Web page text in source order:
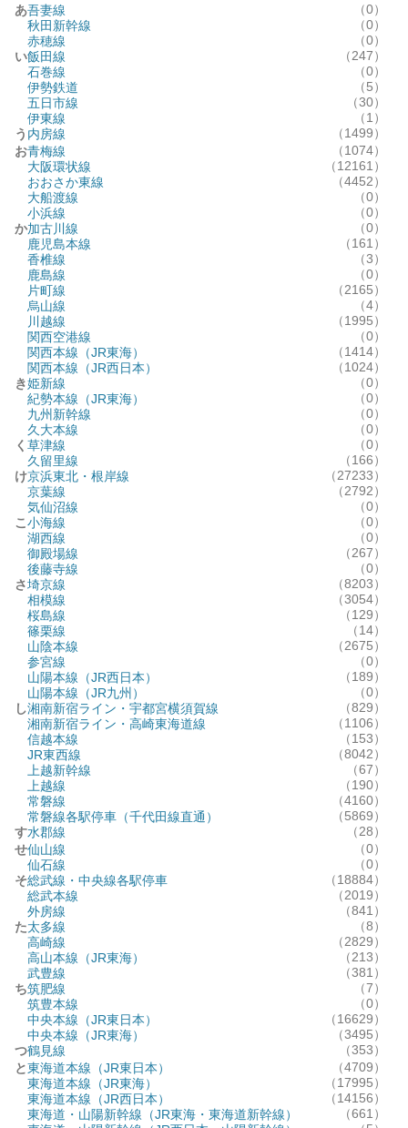
あ吾妻線
（0）
秋田新幹線
（0）
赤穂線
（0）
い飯田線
（247）
石巻線
（0）
伊勢鉄道
（5）
五日市線
（30）
伊東線
（1）
う 内房線
（1499）
お青梅線
（1074）
大阪環状線
（12161）
おおさか東線
（4452）
大船渡線
（0）
小浜線
（0）
か加古川線
（0）
鹿児島本線
（161）
香椎線
（3）
鹿島線
（0）
片町線
（2165）
烏山線
（4）
川越線
（1995）
関西空港線
（0）
関西本線（JR東海）
（1414）
関西本線（JR西日本）
（1024）
き姫新線
（0）
紀勢本線（JR東海）
（0）
九州新幹線
（0）
久大本線
（0）
く 草津線
（0）
久留里線
（166）
け京浜東北・根岸線
（27233）
京葉線
（2792）
気仙沼線
（0）
こ小海線
（0）
湖西線
（0）
御殿場線
（267）
後藤寺線
（0）
さ埼京線
（8203）
相模線
（3054）
桜島線
（129）
篠栗線
（14）
山陰本線
（2675）
参宮線
（0）
山陽本線（JR西日本）
（189）
山陽本線（JR九州）
（0）
し湘南新宿ライン・宇都宮横須賀線
（829）
湘南新宿ライン・高崎東海道線
（1106）
信越本線
（153）
JR東西線
（8042）
上越新幹線
（67）
上越線
（190）
常磐線
（4160）
常磐線各駅停車（千代田線直通）
（5869）
す水郡線
（28）
せ仙山線
（0）
仙石線
（0）
そ総武線・中央線各駅停車
（18884）
総武本線
（2019）
外房線
（841）
た太多線
（8）
高崎線
（2829）
高山本線（JR東海）
（213）
武豊線
（381）
ち筑肥線
（7）
筑豊本線
（0）
中央本線（JR東日本）
（16629）
中央本線（JR東海）
（3495）
つ鶴見線
（353）
と東海道本線（JR東日本）
（4709）
東海道本線（JR東海）
（17995）
東海道本線（JR西日本）
（14156）
東海道・山陽新幹線（JR東海・東海道新幹線）
（661）